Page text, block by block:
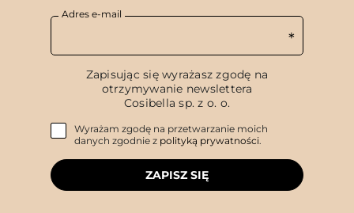
Adres e-mail
Zapisując się wyrażasz zgodę na
otrzymywanie newslettera
Cosibella sp. z o. o.
Wyrażam zgodę na przetwarzanie moich
danych zgodnie z polityką prywatności.
ZAPISZ SIĘ